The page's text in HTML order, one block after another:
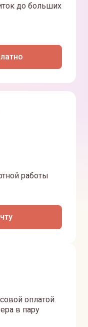
до больших
работы
оплатой.
в пару